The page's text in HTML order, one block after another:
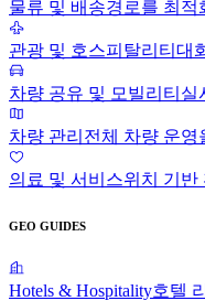
물류 및 배송경로를 최적
관광 및 호스피탈리티 대
차량 공유 및 모빌리티 실
차량 관리 전체 차량 운영
의료 및 서비스위치 기반
GEO GUIDES
Hotels & Hospitality호텔